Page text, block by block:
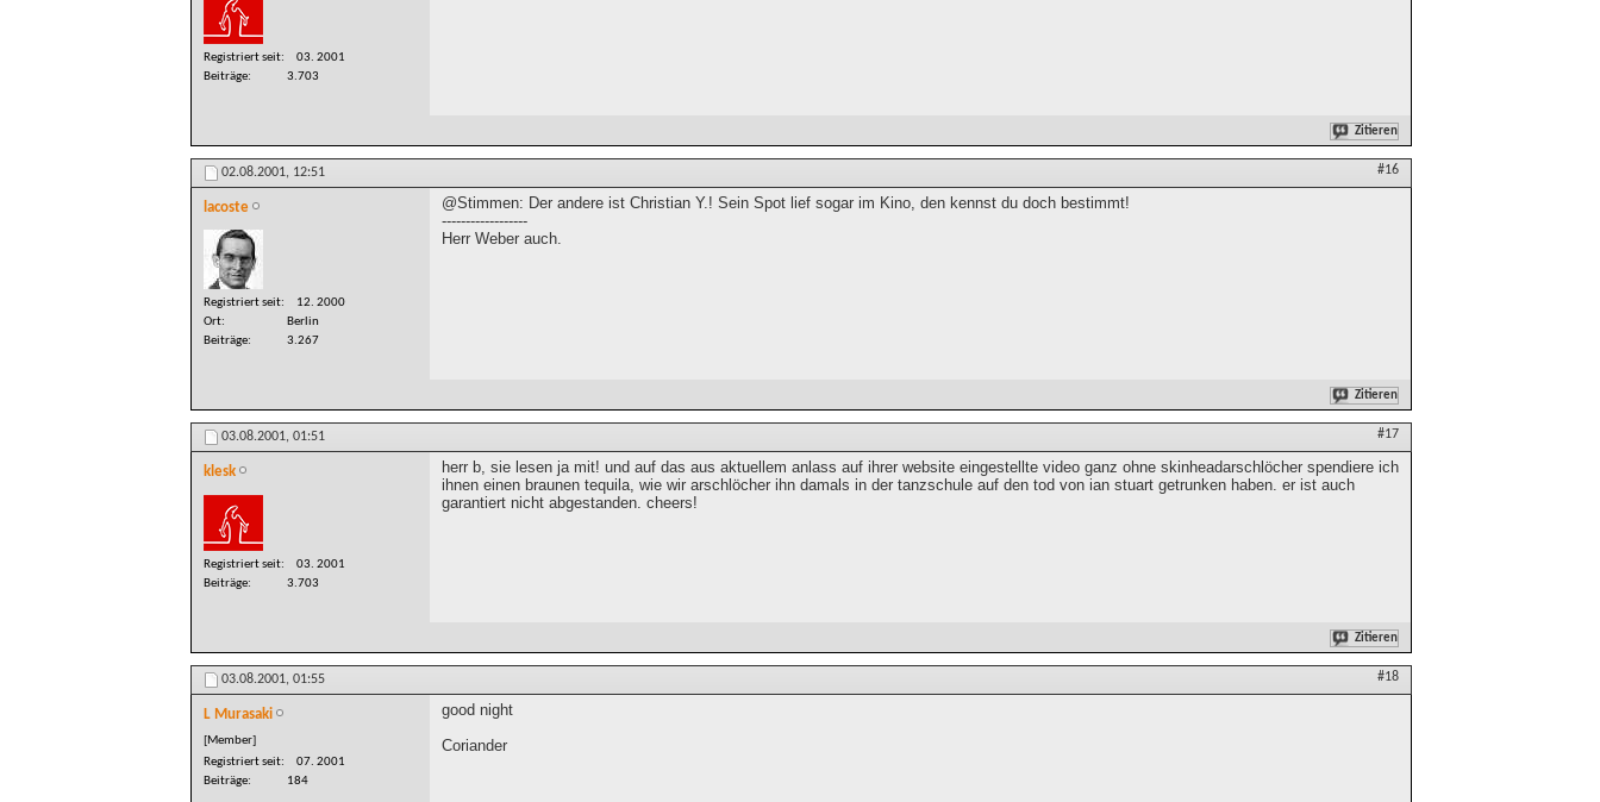
Registriert seit
03. 2001
Beiträge
3.703
Zitieren
02.08.2001, 12:51 #16
lacoste
Registriert seit
12. 2000
Ort
Berlin
Beiträge
3.267
@Stimmen: Der andere ist Christian Y.! Sein Spot lief sogar im Kino, den kennst du doch bestimmt!
------------------
Herr Weber auch.
Zitieren
03.08.2001, 01:51 #17
klesk
Registriert seit
03. 2001
Beiträge
3.703
herr b, sie lesen ja mit! und auf das aus aktuellem anlass auf ihrer website eingestellte video ganz ohne skinheadarschlöcher spendiere ich
ihnen einen braunen tequila, wie wir arschlöcher ihn damals in der tanzschule auf den tod von ian stuart getrunken haben. er ist auch
garantiert nicht abgestanden. cheers!
Zitieren
03.08.2001, 01:55 #18
L Murasaki
[Member]
Registriert seit
07. 2001
Beiträge
184
good night
Coriander